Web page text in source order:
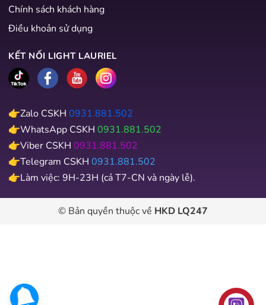
Chính sách khách hàng
Điều khoản sử dụng
KẾT NỐI LIGHT LAURIEL
👉Zalo CSKH 0931.881.502
👉WhatsApp CSKH 0931.881.502
👉Viber CSKH 0931.881.502
👉Telegram CSKH 0931.881.502
👉Làm việc: 9H-23H (cả T7-CN và ngày lễ).
© Bản quyền thuộc về HKD LQ247